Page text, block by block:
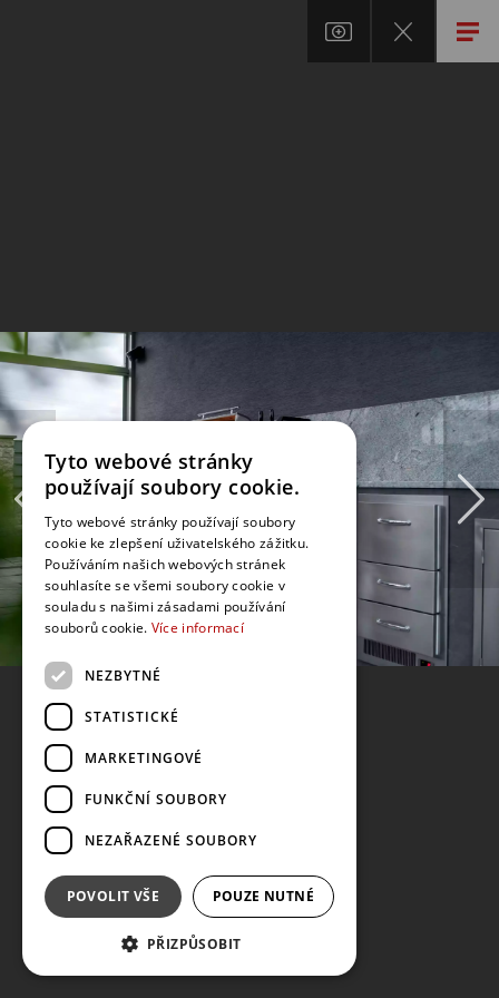
Tyto webové stránky
používají soubory cookie.
Tyto webové stránky používají soubory
cookie ke zlepšení uživatelského zážitku.
Používáním našich webových stránek
souhlasíte se všemi soubory cookie v
souladu s našimi zásadami používání
souborů cookie. Více informací
NEZBYTNÉ
STATISTICKÉ
MARKETINGOVÉ
FUNKČNÍ SOUBORY
NEZAŘAZENÉ SOUBORY
POVOLIT VŠE POUZE NUTNÉ
PŘIZPŮSOBIT